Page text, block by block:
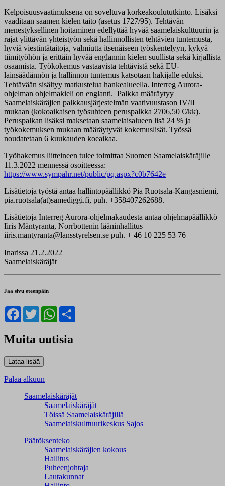
Kelpoisuusvaatimuksena on soveltuva korkeakoulututkinto. Lisäksi
vaaditaan saamen kielen taito (asetus 1727/95). Tehtävän
menestyksellinen hoitaminen edellyttää hyvää saamelaiskulttuurin ja
rajat ylittävän yhteistyön sekä hallinnollisten tehtävien tuntemusta,
hyviä viestintätaitoja, valmiutta itsenäiseen työskentelyyn, kykyä
tiimityöhön ja erittäin hyvää englannin kielen suullista sekä kirjallista
osaamista. Työkokemus vastaavista tehtävistä sekä EU-
lainsäädännön ja hallinnon tuntemus katsotaan hakijalle eduksi.
Tehtävään sisältyy matkustelua hankealueella. Interreg Aurora-
ohjelman ohjelmakieli on englanti. Palkka määräytyy
Saamelaiskäräjien palkkausjärjestelmän vaativuustason IV/II
mukaan (kokoaikaisen työsuhteen peruspalkka 2706,50 €/kk).
Peruspalkan lisäksi maksetaan saamelaisalueen lisä 24 % ja
työkokemuksen mukaan määräytyvät kokemuslisät. Työssä
noudatetaan 6 kuukauden koeaikaa.
Työhakemus liitteineen tulee toimittaa Suomen Saamelaiskäräjille
11.3.2022 mennessä osoitteessa:
https://www.sympahr.net/public/pq.aspx?c0b7642e
Lisätietoja työstä antaa hallintopäällikkö Pia Ruotsala-Kangasniemi,
pia.ruotsala(at)samediggi.fi, puh. +358407262688.
Lisätietoja Interreg Aurora-ohjelmakaudesta antaa ohjelmapäällikkö
Iiris Mäntyranta, Norrbottenin lääninhallitus
iiris.mantyranta@lansstyrelsen.se puh. + 46 10 225 53 76
Inarissa 21.2.2022
Saamelaiskäräjät
Jaa sivu eteenpäin
Facebook
TwitterWhatsApp
Muita uutisia
Palaa alkuun
Saamelaiskäräjät
Saamelaiskäräjät
Töissä Saamelaiskäräjillä
Saamelaiskulttuuri­keskus Sajos
Päätöksenteko
Saamelaiskäräjien kokous
Hallitus
Puheenjohtaja
Lautakunnat